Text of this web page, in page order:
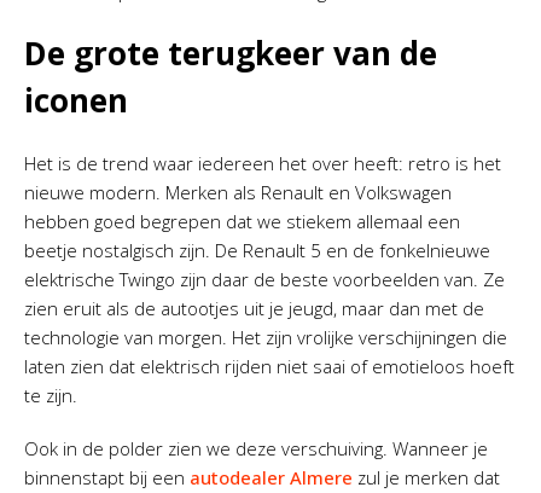
De grote terugkeer van de
iconen
Het is de trend waar iedereen het over heeft: retro is het
nieuwe modern. Merken als Renault en Volkswagen
hebben goed begrepen dat we stiekem allemaal een
beetje nostalgisch zijn. De Renault 5 en de fonkelnieuwe
elektrische Twingo zijn daar de beste voorbeelden van. Ze
zien eruit als de autootjes uit je jeugd, maar dan met de
technologie van morgen. Het zijn vrolijke verschijningen die
laten zien dat elektrisch rijden niet saai of emotieloos hoeft
te zijn.
Ook in de polder zien we deze verschuiving. Wanneer je
binnenstapt bij een autodealer Almere zul je merken dat